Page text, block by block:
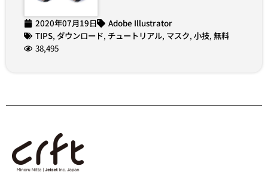
2020年07月19日
Adobe Illustrator
TIPS, ダウンロード, チュートリアル, マスク, 小技, 無料
38,495